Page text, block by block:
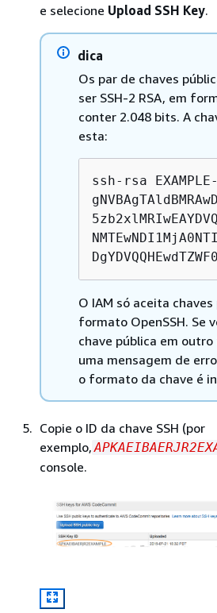
e selecione Upload SSH Key.
dica
Os par de chaves
ser SSH-2 RSA, em
conter 2.048 bits. A
esta:
ssh-rsa EXAMPLE-
O IAM só aceita
formato OpenSSH. Se
chave pública em
uma mensagem de
o formato da chave é
Copie o ID da chave SSH (por
exemplo,
console.